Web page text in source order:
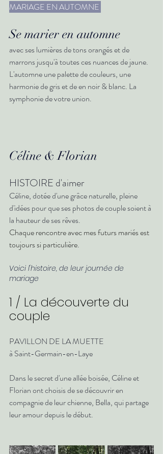
MARIAGE EN AUTOMNE
Se marier en automne
avec ses lumières de tons orangés et de
marrons jusqu'à toutes ces nuances de jaune.
L'automne une palette de couleurs, une
harmonie de gris et de en noir & blanc. La
symphonie de votre union.
Céline & Florian
HISTOIRE d'aimer
Céline, dotée d'une grâce naturelle, pleine
d'idées pour que ses photos de couple soient à
la hauteur de ses rêves.
Chaque rencontre avec mes futurs mariés est
toujours si particulière.
Voici l'histoire, de leur journée de
mariage
1 / La découverte du
couple
PAVILLON DE LA MUETTE
à Saint-Germain-en-Laye
Dans le secret d'une allée boisée, Céline et
Florian ont choisis de se découvrir en
compagnie de leur chienne, Bella, qui partage
leur amour depuis le début.